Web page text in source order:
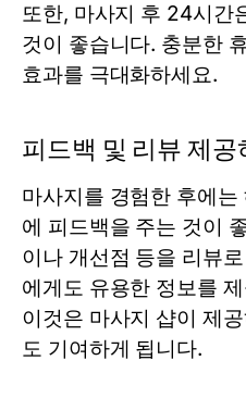
또한, 마사지 후 24시간
것이 좋습니다. 충분한
효과를 극대화하세요.
피드백 및 리뷰 제공
마사지를 경험한 후에
에 피드백을 주는 것이
이나 개선점 등을 리뷰
에게도 유용한 정보를
이것은 마사지 샵이 제
도 기여하게 됩니다.